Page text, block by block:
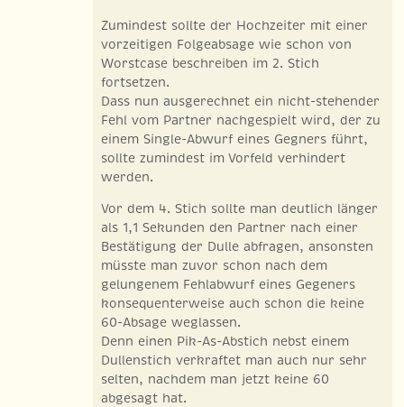
Zumindest sollte der Hochzeiter mit einer
vorzeitigen Folgeabsage wie schon von
Worstcase beschreiben im 2. Stich
fortsetzen.
Dass nun ausgerechnet ein nicht-stehender
Fehl vom Partner nachgespielt wird, der zu
einem Single-Abwurf eines Gegners führt,
sollte zumindest im Vorfeld verhindert
werden.
Vor dem 4. Stich sollte man deutlich länger
als 1,1 Sekunden den Partner nach einer
Bestätigung der Dulle abfragen, ansonsten
müsste man zuvor schon nach dem
gelungenem Fehlabwurf eines Gegeners
konsequenterweise auch schon die keine
60-Absage weglassen.
Denn einen Pik-As-Abstich nebst einem
Dullenstich verkraftet man auch nur sehr
selten, nachdem man jetzt keine 60
abgesagt hat.